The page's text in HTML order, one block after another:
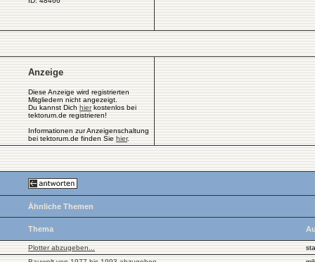
Anzeige
Diese Anzeige wird registrierten
Mitgliedern nicht angezeigt.
Du kannst Dich hierkostenlos bei
tektorum.de registrieren!
Informationen zur Anzeigenschaltung
bei tektorum.de finden Sie hier.
Ähnliche Themen
Thema
Plotter abzugeben...